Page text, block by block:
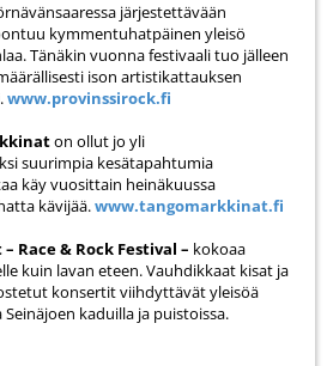
järjestettävään
kymmentuhatpäinen yleisö
Tänäkin vuonna festivaali tuo jälleen
ison artistikattauksen
www.provinssirock.fi
on ollut jo yli
suurimpia kesätapahtumia
käy vuosittain heinäkuussa
kävijää.www.tangomarkkinat.fi
Race & Rock Festival – kokoaa
kuin lavan eteen. Vauhdikkaat kisat ja
konsertit viihdyttävät yleisöä
kaduilla ja puistoissa.